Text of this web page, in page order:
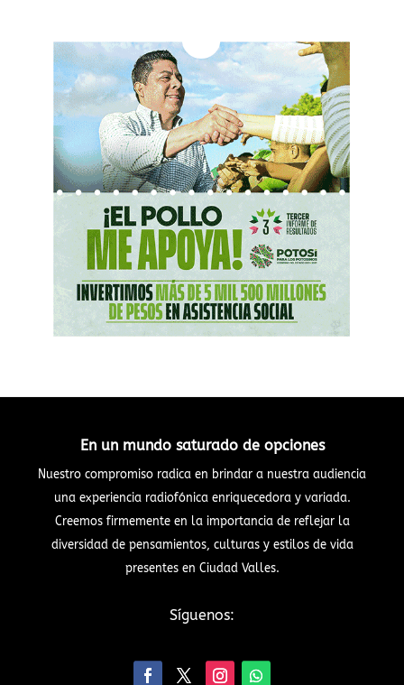
En un mundo saturado de opciones
Nuestro compromiso radica en brindar a nuestra audiencia
una experiencia radiofónica enriquecedora y variada.
Creemos firmemente en la importancia de reflejar la
diversidad de pensamientos, culturas y estilos de vida
presentes en Ciudad Valles.
Síguenos: